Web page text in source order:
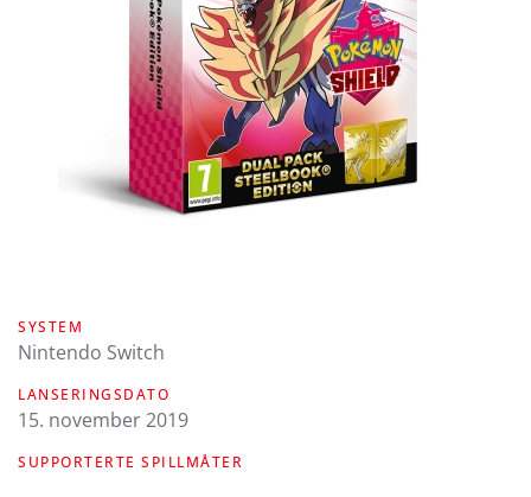
SYSTEM
Nintendo Switch
LANSERINGSDATO
15. november 2019
SUPPORTERTE SPILLMÅTER